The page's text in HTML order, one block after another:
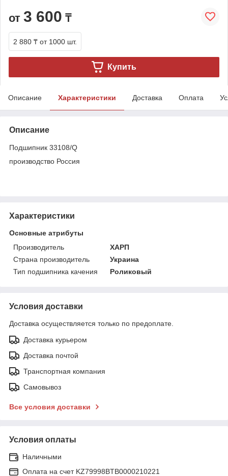
от 3 600 ₸
2 880 ₸ от 1000 шт.
Купить
Описание Характеристики Доставка Оплата
Описание
Подшипник 33108/Q
производство Россия
Характеристики
Основные атрибуты
Производитель
ХАРП
Страна производитель
Украина
Тип подшипника качения
Роликовый
Условия доставки
Доставка осуществляется только по предоплате.
Доставка курьером
Доставка почтой
Транспортная компания
Самовывоз
Все условия доставки
Условия оплаты
Наличными
Оплата на счет KZ79998BTB0000210221